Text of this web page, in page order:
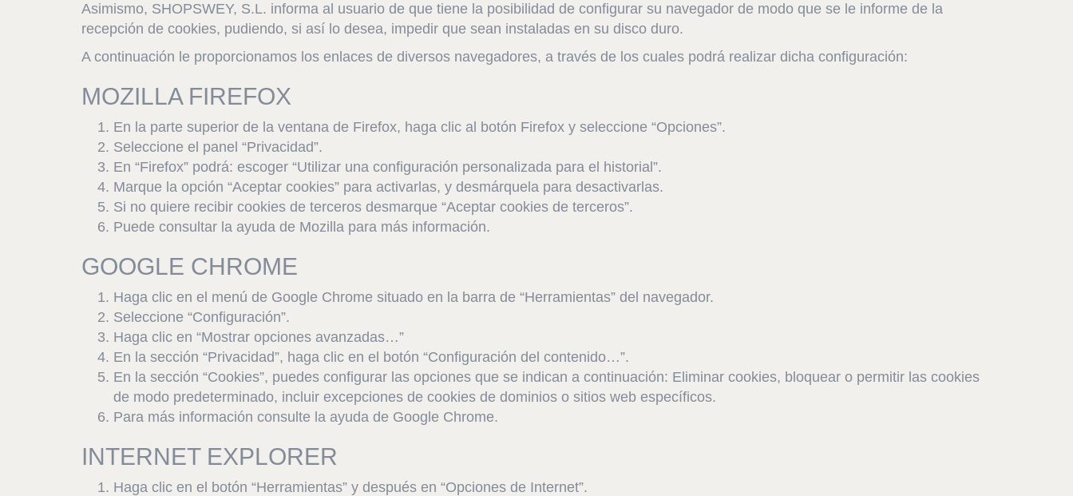
Asimismo, SHOPSWEY, S.L. informa al usuario de que tiene la posibilidad de configurar su navegador de modo que se le informe de la
recepción de cookies, pudiendo, si así lo desea, impedir que sean instaladas en su disco duro.
A continuación le proporcionamos los enlaces de diversos navegadores, a través de los cuales podrá realizar dicha configuración:
MOZILLA FIREFOX
En la parte superior de la ventana de Firefox, haga clic al botón Firefox y seleccione “Opciones”.
Seleccione el panel “Privacidad”.
En “Firefox” podrá: escoger “Utilizar una configuración personalizada para el historial”.
Marque la opción “Aceptar cookies” para activarlas, y desmárquela para desactivarlas.
Si no quiere recibir cookies de terceros desmarque “Aceptar cookies de terceros”.
Puede consultar la ayuda de Mozilla para más información.
GOOGLE CHROME
Haga clic en el menú de Google Chrome situado en la barra de “Herramientas” del navegador.
Seleccione “Configuración”.
Haga clic en “Mostrar opciones avanzadas…”
En la sección “Privacidad”, haga clic en el botón “Configuración del contenido…”.
En la sección “Cookies”, puedes configurar las opciones que se indican a continuación: Eliminar cookies, bloquear o permitir las cookies
de modo predeterminado, incluir excepciones de cookies de dominios o sitios web específicos.
Para más información consulte la ayuda de Google Chrome.
INTERNET EXPLORER
Haga clic en el botón “Herramientas” y después en “Opciones de Internet”.